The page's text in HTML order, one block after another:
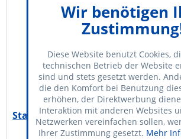
Standard Color Edition rot
Wir benötigen
Diese Website benutzt Cookies,
technischen Betrieb der Website
sind und stets gesetzt werden.
die den Komfort bei Benutzung
erhöhen, der Direktwerbung
Interaktion mit anderen Websites
Netzwerken vereinfachen sollen,
Ihrer Zustimmung gesetzt. Mehr